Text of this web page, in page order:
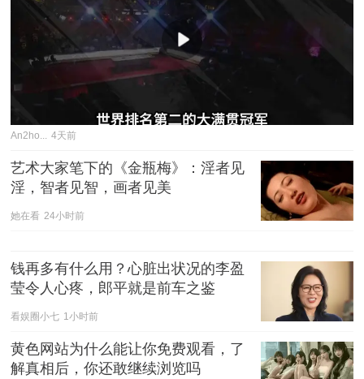
An2ho... 4天前
艺术大家笔下的《金瓶梅》：淫者见
淫，智者见智，画者见美
她在看 24小时前
钱再多有什么用？心脏出状况的李盈
莹令人心疼，郎平就是前车之鉴
看娱圈小七 1小时前
黄色网站为什么能让你免费观看，了
解真相后，你还敢继续浏览吗